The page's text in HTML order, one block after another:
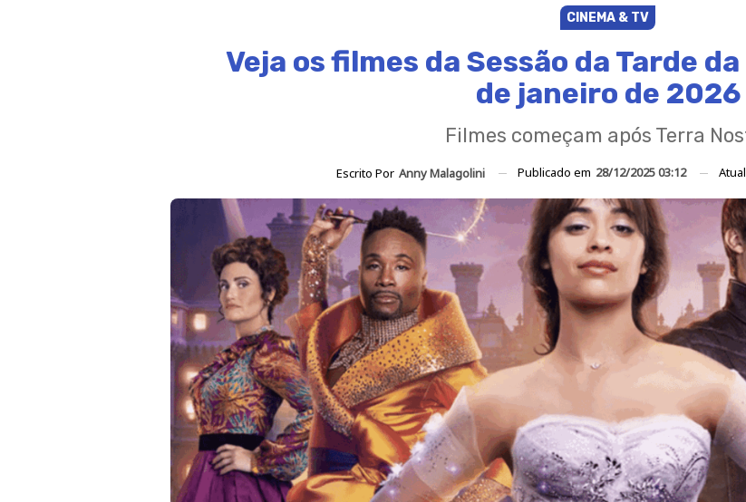
CINEMA & TV
Veja os filmes da Sessão da Tarde
de janeiro de 2026
Filmes começam após Terra
Escrito Por Anny Malagolini Publicado em 28/12/2025 03:12